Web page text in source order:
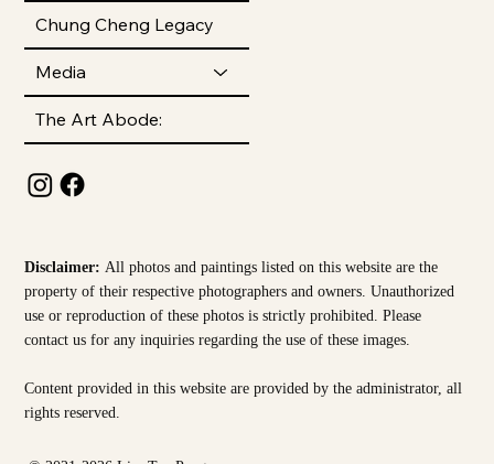
Chung Cheng Legacy
Media
The Art Abode:
Disclaimer:All photos and paintings listed on this website are the
property of their respective photographers and owners. Unauthorized
use or reproduction of these photos is strictly prohibited. Please
contact us for any inquiries regarding the use of these images.
Content provided in this website are provided by theadministrator, all
rights reserved.